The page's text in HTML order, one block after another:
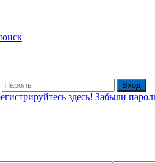
Вход
здесь! Забыли